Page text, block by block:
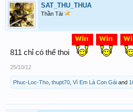
SAT_THU_THUA
Thần Tài
811 chỉ có thế thoi
25/10/12
Phuc-Loc-Tho thupt70 Vì Em Là Con Gái and